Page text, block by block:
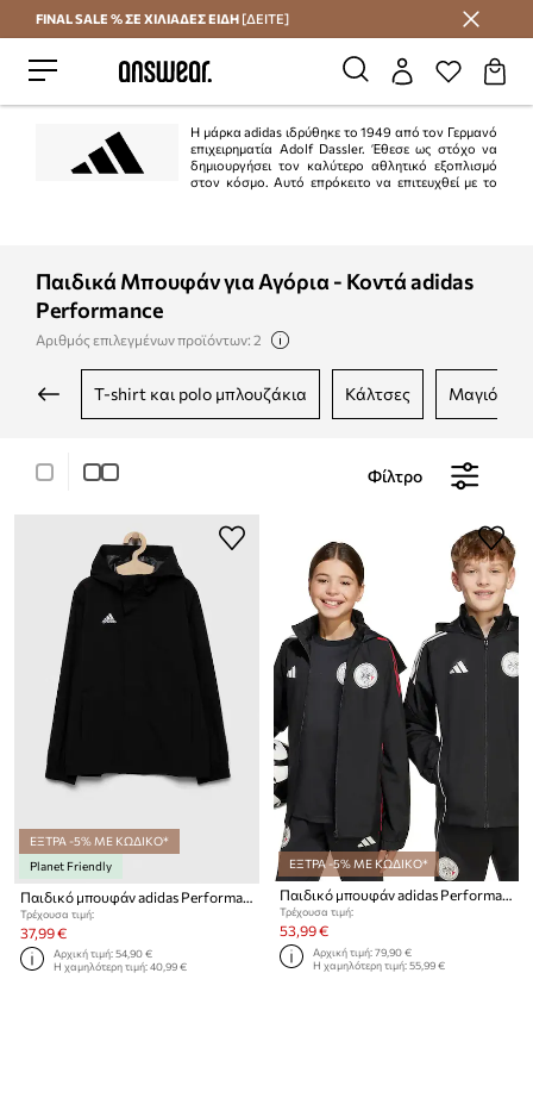
Εξοικονομήστε με το Answear Club
FINAL SALE % ΣΕ ΧΙΛΙΑΔΕΣ ΕΙΔΗ [ΔΕΙΤΕ]
Η μάρκα adidas ιδρύθηκε το 1949 από τον Γερμανό
επιχειρηματία Adolf Dassler. Έθεσε ως στόχο να
δημιουργήσει τον καλύτερο αθλητικό εξοπλισμό
στον κόσμο. Αυτό επρόκειτο να επιτευχθεί με το
Παιδικά Μπουφάν για Αγόρια - Κοντά adidas
Performance
Αριθμός επιλεγμένων προϊόντων: 2
t-shirt και polo μπλουζάκια κάλτσες μαγιό
Φίλτρο
ΕΞΤΡΑ -5% ΜΕ ΚΩΔΙΚΟ*
Planet Friendly
Τρέχουσα τιμή:
37,99 €
Αρχική τιμή:54,90 €
Η χαμηλότερη τιμή:40,99 €
ΕΞΤΡΑ -5% ΜΕ ΚΩΔΙΚΟ*
Παιδικό μπουφάν adidas Performance AJAX
Τρέχουσα τιμή:
53,99 €
Αρχική τιμή:79,90 €
Η χαμηλότερη τιμή:55,99 €